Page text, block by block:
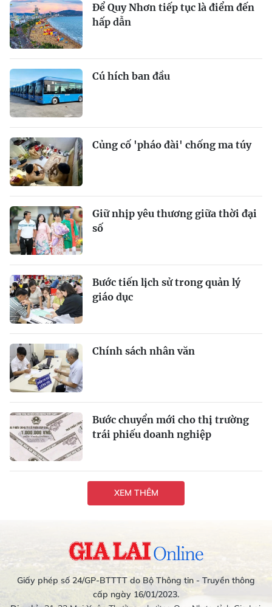
Để Quy Nhơn tiếp tục là điểm đến
hấp dẫn
Cú hích ban đầu
Củng cố 'pháo đài' chống ma túy
Giữ nhịp yêu thương giữa thời đại
số
Bước tiến lịch sử trong quản lý
giáo dục
Chính sách nhân văn
Bước chuyển mới cho thị trường
trái phiếu doanh nghiệp
XEM THÊM
Giấy phép số 24/GP-BTTTT do Bộ Thông tin - Truyền thông
cấp ngày 16/01/2023.